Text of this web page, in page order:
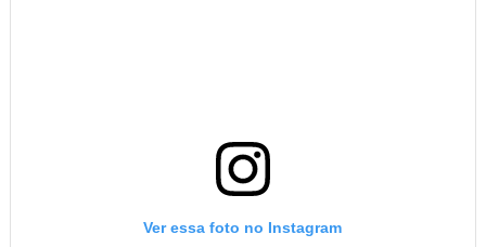
Ver essa foto no Instagram